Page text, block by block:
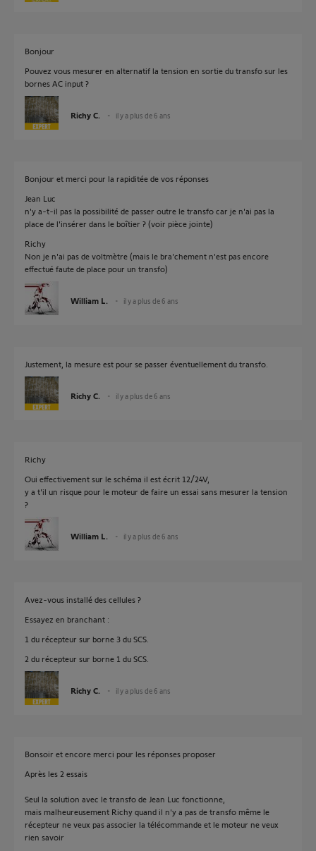
Bonjour
Pouvez vous mesurer en alternatif la tension en sortie du transfo sur les
bornes AC input ?
Richy C. il y a plus de 6 ans
Bonjour et merci pour la rapiditée de vos réponses
Jean Luc
n'y a-t-il pas la possibilité de passer outre le transfo car je n'ai pas la
place de l'insérer dans le boîtier ? (voir pièce jointe)
Richy
Non je n'ai pas de voltmètre (mais le bra'chement n'est pas encore
effectué faute de place pour un transfo)
William L. il y a plus de 6 ans
Justement, la mesure est pour se passer éventuellement du transfo.
Richy C. il y a plus de 6 ans
Richy
Oui effectivement sur le schéma il est écrit 12/24V,
y a t'il un risque pour le moteur de faire un essai sans mesurer la tension
?
William L. il y a plus de 6 ans
Avez-vous installé des cellules ?
Essayez en branchant :
1 du récepteur sur borne 3 du SCS.
2 du récepteur sur borne 1 du SCS.
Richy C. il y a plus de 6 ans
Bonsoir et encore merci pour les réponses proposer
Après les 2 essais
Seul la solution avec le transfo de Jean Luc fonctionne,
mais malheureusement Richy quand il n'y a pas de transfo même le
récepteur ne veux pas associer la télécommande et le moteur ne veux
rien savoir